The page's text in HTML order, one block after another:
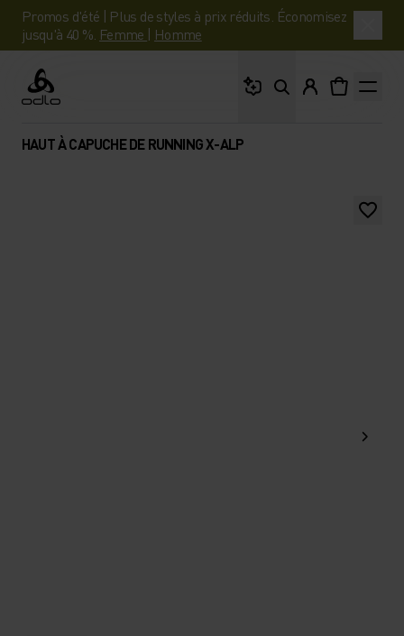
Promos d'été | Plus de styles à prix réduits. Économisez
jusqu'à 40 %. Femme | Homme
Odlo
HAUT À CAPUCHE DE RUNNING X-ALP